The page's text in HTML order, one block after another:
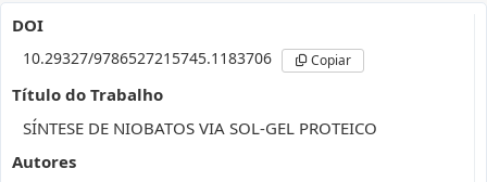
DOI
10.29327/9786527215745.1183706 Copiar
Título do Trabalho
SÍNTESE DE NIOBATOS VIA SOL-GEL PROTEICO
Autores